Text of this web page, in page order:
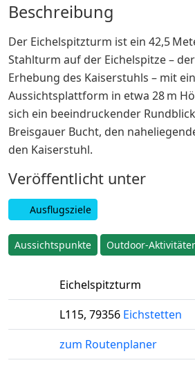
Beschreibung
Der Eichelspitzturm ist ein 42,5
Stahlturm auf der Eichelspitze –
Erhebung des Kaiserstuhls – mit
Aussichtsplattform in etwa 28 m
sich ein beeindruckender
Breisgauer Bucht, den
den Kaiserstuhl.
Veröffentlicht unter
Ausflugsziele
Aussichtspunkte Outdoor-
Eichelspitzturm
L115, 79356 Eichstetten
zum Routenplaner